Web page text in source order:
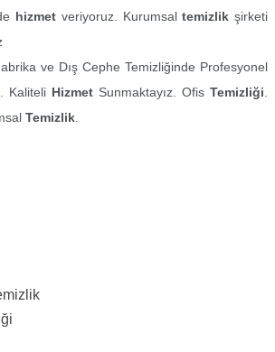
hizmet veriyoruz. Kurumsaltemizlik şirketi
ve Dış Cephe Temizliğinde Profesyonel
Kaliteli Hizmet Sunmaktayız. Ofis Temizliği
Temizlik